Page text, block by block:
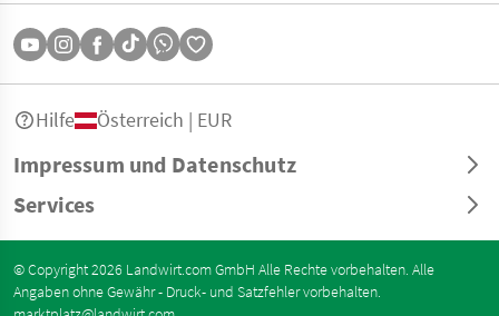
Impressum und Datenschutz
Services
Hilfe Österreich | EUR
© Copyright 2026 Landwirt.com GmbH Alle Rechte vorbehalten. Alle
Angaben ohne Gewähr - Druck- und Satzfehler vorbehalten.